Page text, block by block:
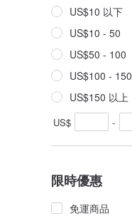
US$10 以下
US$10 - 50
US$50 - 100
US$100 - 150
US$150 以上
US$ -
限時優惠
免運商品